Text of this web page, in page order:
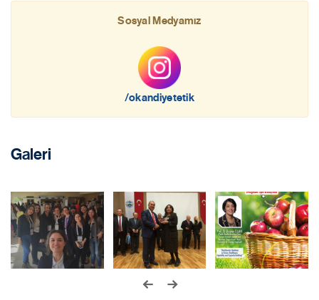
Sosyal Medyamız
/okandiyetetik
Galeri